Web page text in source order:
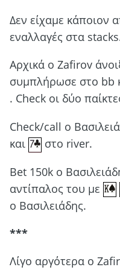
Δεν είχαμε κάποιον
εναλλαγές στα
Αρχικά ο Zafirov
συμπλήρωσε στο bb
. Check οι δύο
Check/call o
και
στο river.
Bet 150k o
αντίπαλος του με
ο Βασιλειάδης.
***
Λίγο αργότερα ο